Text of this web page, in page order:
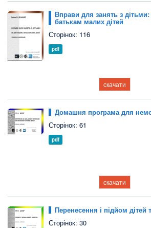
Вправи для занять з
батькам малих дітей
Сторінок: 116
pdf
скачати
Домашня програма для
Сторінок: 61
pdf
скачати
Перенесення і підйом дітей
Сторінок: 30